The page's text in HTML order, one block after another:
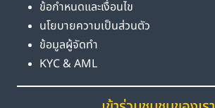
ข้อกำหนดและเงื่อนไข
นโยบายความเป็นส่วนตัว
ข้อมูลผู้จัดทำ
KYC & AML